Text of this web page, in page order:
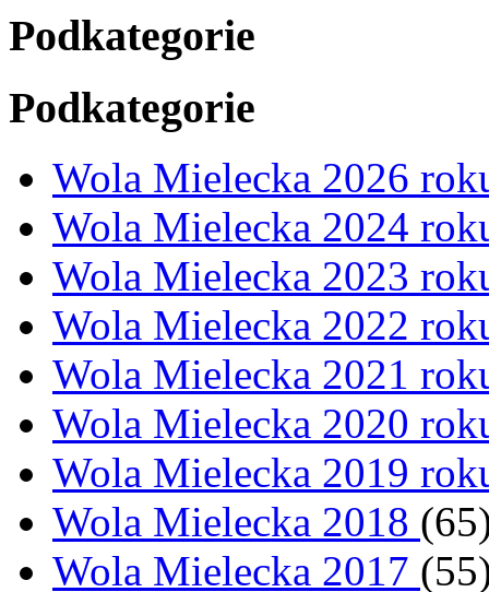
Podkategorie
Podkategorie
Wola Mielecka 2026
Wola Mielecka 2024
Wola Mielecka 2023
Wola Mielecka 2022
Wola Mielecka 2021
Wola Mielecka 2020
Wola Mielecka 2019
Wola Mielecka 2018
Wola Mielecka 2017